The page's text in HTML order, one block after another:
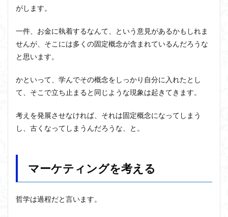
がします。
一件、お金に執着するなんて、という意見があるかもしれま
せんが、そこには多くの固定概念が含まれているんだろうな
と思います。
かといって、学んでその概念をしっかり自分に入れたとし
て、そこで立ち止まると同じような現象は起きてきます。
考えを発展させなければ、それは固定概念になってしまう
し、古くなってしまうんだろうな、と。
マーケティングを考える
哲学は過程だと言います。